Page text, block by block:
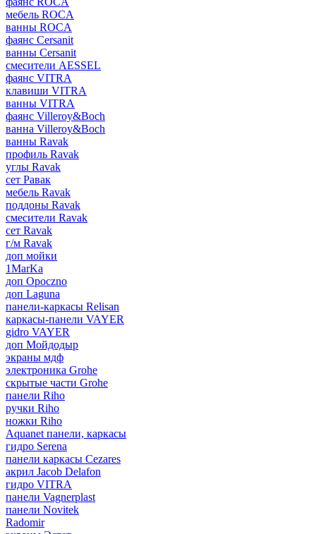
мебель ROCA
ванны ROCA
фаянс Cersanit
ванны Cersanit
смесители AESSEL
фаянс VITRA
клавиши VITRA
ванны VITRA
фаянс Villeroy&Boch
ванна Villeroy&Boch
ванны Ravak
профиль Ravak
углы Ravak
сет Равак
мебель Ravak
поддоны Ravak
смесители Ravak
сет Ravak
г/м Ravak
доп мойки
1MarKa
доп Opoczno
доп Laguna
панели-каркасы Relisan
каркасы-панели VAYER
gidro VAYER
доп Мойдодыр
экраны мдф
электроника Grohe
скрытые части Grohe
панели Riho
ручки Riho
ножки Riho
Aquanet панели, каркасы
гидро Serena
панели каркасы Cezares
акрил Jacob Delafon
гидро VITRA
панели Vagnerplast
панели Novitek
Radomir